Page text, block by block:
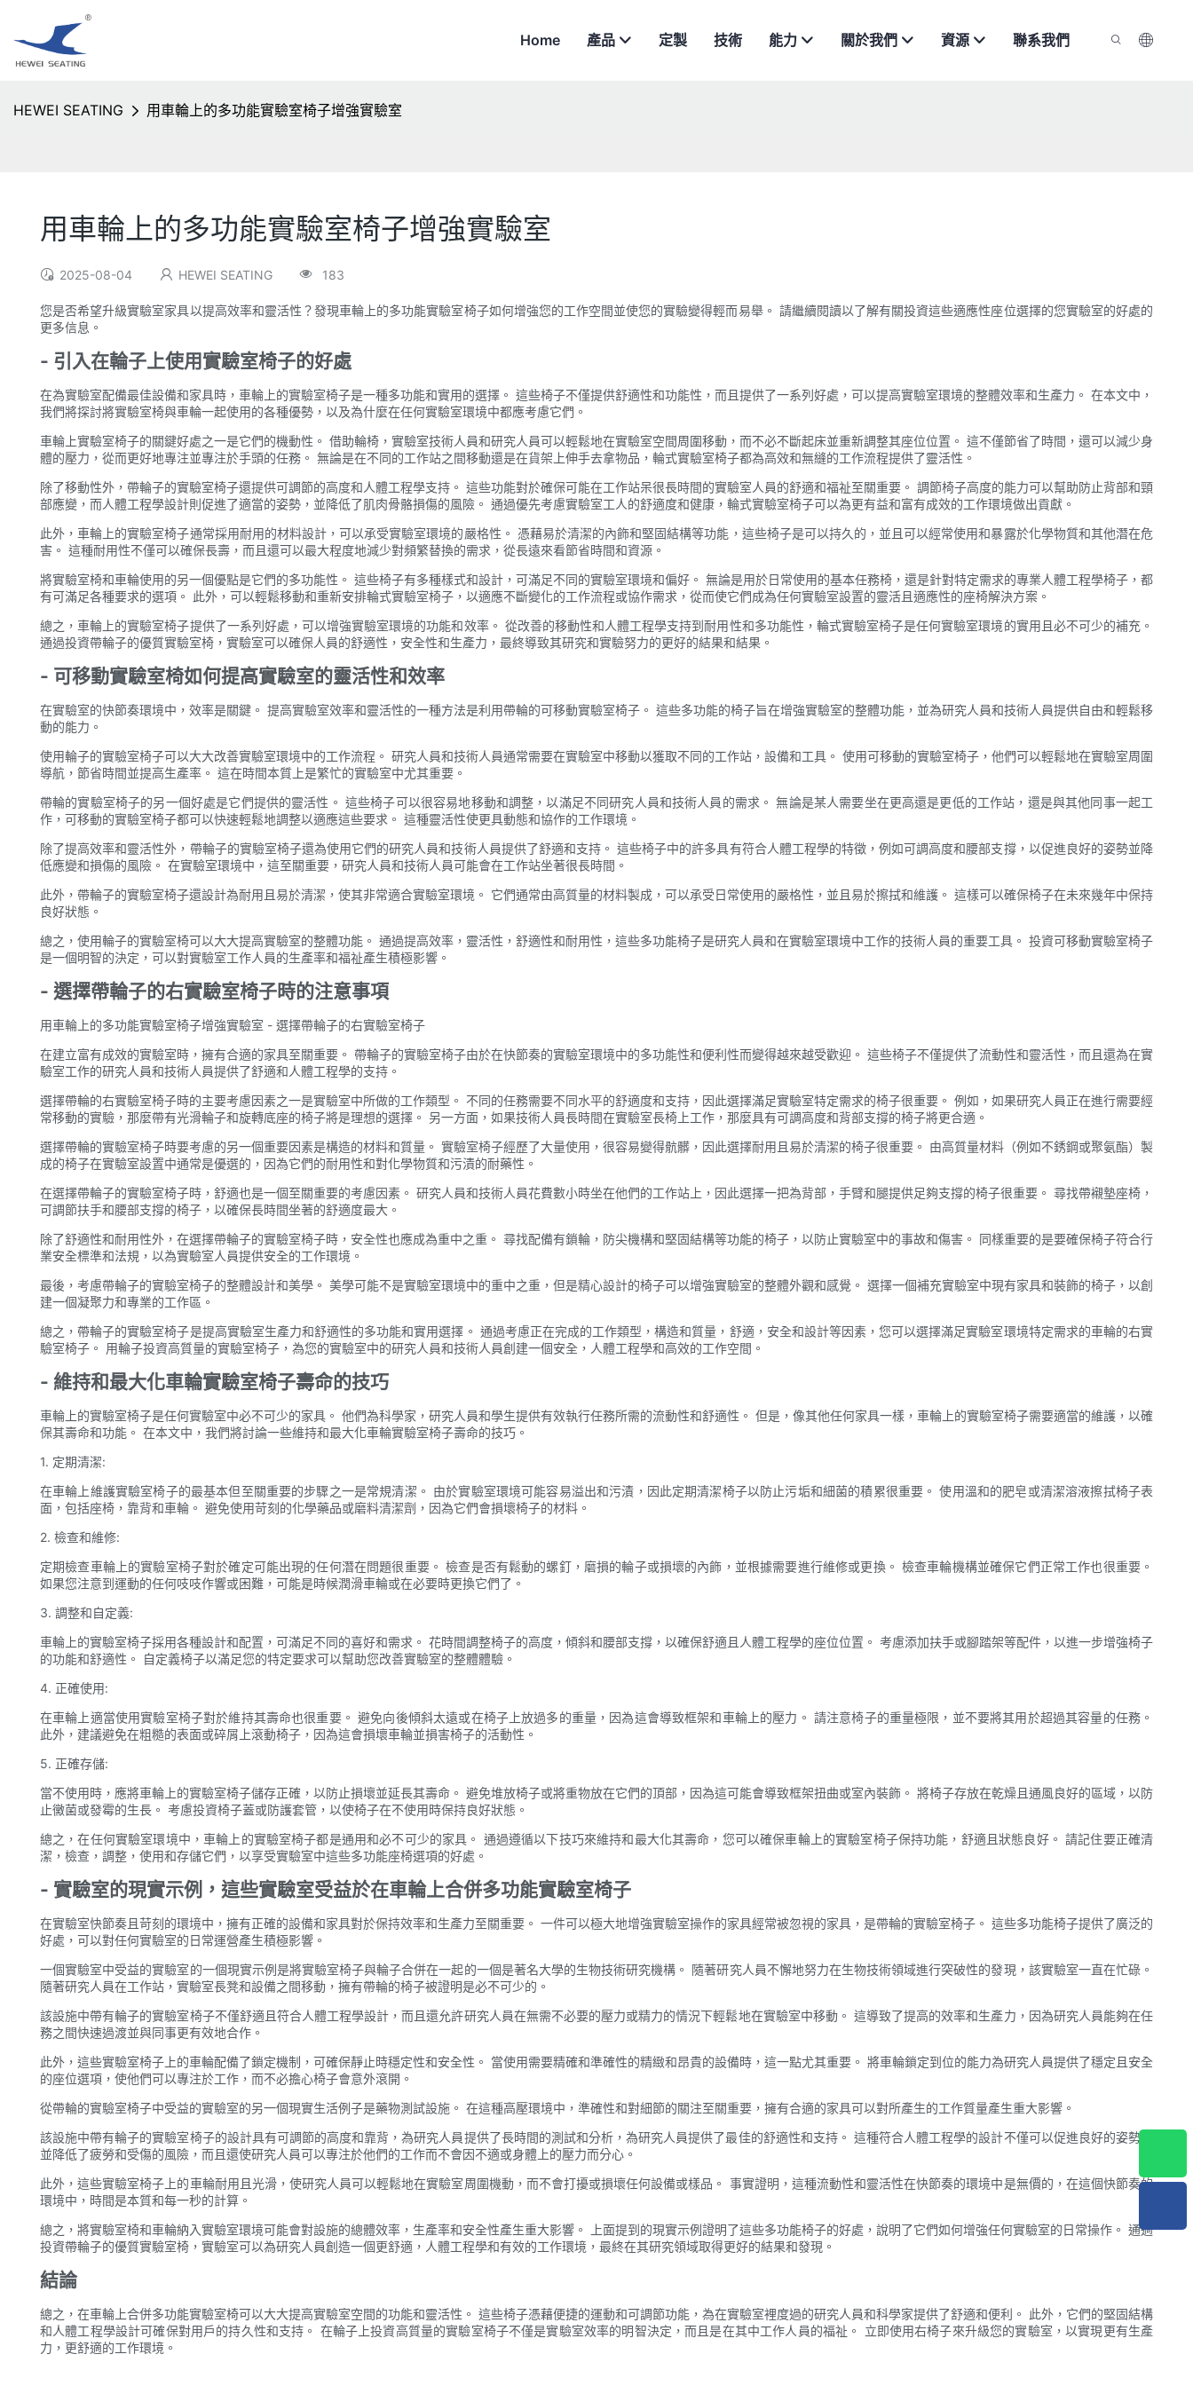
Home 產品 定製 技術 能力 關於我們 資源 聯系我們
HEWEI SEATING 用車輪上的多功能實驗室椅子增強實驗室
用車輪上的多功能實驗室椅子增強實驗室
2025-08-04 HEWEI SEATING 183
您是否希望升級實驗室家具以提高效率和靈活性？發現車輪上的多功能實驗室椅子如何增強您的工作空間並使您的實驗變得輕而易舉。 請繼續閱讀以了解有關投資這些適應性座位選擇的您實驗室的好處的
更多信息。
- 引入在輪子上使用實驗室椅子的好處
在為實驗室配備最佳設備和家具時，車輪上的實驗室椅子是一種多功能和實用的選擇。 這些椅子不僅提供舒適性和功能性，而且提供了一系列好處，可以提高實驗室環境的整體效率和生產力。 在本文中，
我們將探討將實驗室椅與車輪一起使用的各種優勢，以及為什麼在任何實驗室環境中都應考慮它們。
車輪上實驗室椅子的關鍵好處之一是它們的機動性。 借助輪椅，實驗室技術人員和研究人員可以輕鬆地在實驗室空間周圍移動，而不必不斷起床並重新調整其座位位置。 這不僅節省了時間，還可以減少身
體的壓力，從而更好地專注並專注於手頭的任務。 無論是在不同的工作站之間移動還是在貨架上伸手去拿物品，輪式實驗室椅子都為高效和無縫的工作流程提供了靈活性。
除了移動性外，帶輪子的實驗室椅子還提供可調節的高度和人體工程學支持。 這些功能對於確保可能在工作站呆很長時間的實驗室人員的舒適和福祉至關重要。 調節椅子高度的能力可以幫助防止背部和頸
部應變，而人體工程學設計則促進了適當的姿勢，並降低了肌肉骨骼損傷的風險。 通過優先考慮實驗室工人的舒適度和健康，輪式實驗室椅子可以為更有益和富有成效的工作環境做出貢獻。
此外，車輪上的實驗室椅子通常採用耐用的材料設計，可以承受實驗室環境的嚴格性。 憑藉易於清潔的內飾和堅固結構等功能，這些椅子是可以持久的，並且可以經常使用和暴露於化學物質和其他潛在危
害。 這種耐用性不僅可以確保長壽，而且還可以最大程度地減少對頻繁替換的需求，從長遠來看節省時間和資源。
將實驗室椅和車輪使用的另一個優點是它們的多功能性。 這些椅子有多種樣式和設計，可滿足不同的實驗室環境和偏好。 無論是用於日常使用的基本任務椅，還是針對特定需求的專業人體工程學椅子，都
有可滿足各種要求的選項。 此外，可以輕鬆移動和重新安排輪式實驗室椅子，以適應不斷變化的工作流程或協作需求，從而使它們成為任何實驗室設置的靈活且適應性的座椅解決方案。
總之，車輪上的實驗室椅子提供了一系列好處，可以增強實驗室環境的功能和效率。 從改善的移動性和人體工程學支持到耐用性和多功能性，輪式實驗室椅子是任何實驗室環境的實用且必不可少的補充。
通過投資帶輪子的優質實驗室椅，實驗室可以確保人員的舒適性，安全性和生產力，最終導致其研究和實驗努力的更好的結果和結果。
- 可移動實驗室椅如何提高實驗室的靈活性和效率
在實驗室的快節奏環境中，效率是關鍵。 提高實驗室效率和靈活性的一種方法是利用帶輪的可移動實驗室椅子。 這些多功能的椅子旨在增強實驗室的整體功能，並為研究人員和技術人員提供自由和輕鬆移
動的能力。
使用輪子的實驗室椅子可以大大改善實驗室環境中的工作流程。 研究人員和技術人員通常需要在實驗室中移動以獲取不同的工作站，設備和工具。 使用可移動的實驗室椅子，他們可以輕鬆地在實驗室周圍
導航，節省時間並提高生產率。 這在時間本質上是繁忙的實驗室中尤其重要。
帶輪的實驗室椅子的另一個好處是它們提供的靈活性。 這些椅子可以很容易地移動和調整，以滿足不同研究人員和技術人員的需求。 無論是某人需要坐在更高還是更低的工作站，還是與其他同事一起工
作，可移動的實驗室椅子都可以快速輕鬆地調整以適應這些要求。 這種靈活性使更具動態和協作的工作環境。
除了提高效率和靈活性外，帶輪子的實驗室椅子還為使用它們的研究人員和技術人員提供了舒適和支持。 這些椅子中的許多具有符合人體工程學的特徵，例如可調高度和腰部支撐，以促進良好的姿勢並降
低應變和損傷的風險。 在實驗室環境中，這至關重要，研究人員和技術人員可能會在工作站坐著很長時間。
此外，帶輪子的實驗室椅子還設計為耐用且易於清潔，使其非常適合實驗室環境。 它們通常由高質量的材料製成，可以承受日常使用的嚴格性，並且易於擦拭和維護。 這樣可以確保椅子在未來幾年中保持
良好狀態。
總之，使用輪子的實驗室椅可以大大提高實驗室的整體功能。 通過提高效率，靈活性，舒適性和耐用性，這些多功能椅子是研究人員和在實驗室環境中工作的技術人員的重要工具。 投資可移動實驗室椅子
是一個明智的決定，可以對實驗室工作人員的生產率和福祉產生積極影響。
- 選擇帶輪子的右實驗室椅子時的注意事項
用車輪上的多功能實驗室椅子增強實驗室 - 選擇帶輪子的右實驗室椅子
在建立富有成效的實驗室時，擁有合適的家具至關重要。 帶輪子的實驗室椅子由於在快節奏的實驗室環境中的多功能性和便利性而變得越來越受歡迎。 這些椅子不僅提供了流動性和靈活性，而且還為在實
驗室工作的研究人員和技術人員提供了舒適和人體工程學的支持。
選擇帶輪的右實驗室椅子時的主要考慮因素之一是實驗室中所做的工作類型。 不同的任務需要不同水平的舒適度和支持，因此選擇滿足實驗室特定需求的椅子很重要。 例如，如果研究人員正在進行需要經
常移動的實驗，那麼帶有光滑輪子和旋轉底座的椅子將是理想的選擇。 另一方面，如果技術人員長時間在實驗室長椅上工作，那麼具有可調高度和背部支撐的椅子將更合適。
選擇帶輪的實驗室椅子時要考慮的另一個重要因素是構造的材料和質量。 實驗室椅子經歷了大量使用，很容易變得骯髒，因此選擇耐用且易於清潔的椅子很重要。 由高質量材料（例如不銹鋼或聚氨酯）製
成的椅子在實驗室設置中通常是優選的，因為它們的耐用性和對化學物質和污漬的耐藥性。
在選擇帶輪子的實驗室椅子時，舒適也是一個至關重要的考慮因素。 研究人員和技術人員花費數小時坐在他們的工作站上，因此選擇一把為背部，手臂和腿提供足夠支撐的椅子很重要。 尋找帶襯墊座椅，
可調節扶手和腰部支撐的椅子，以確保長時間坐著的舒適度最大。
除了舒適性和耐用性外，在選擇帶輪子的實驗室椅子時，安全性也應成為重中之重。 尋找配備有鎖輪，防尖機構和堅固結構等功能的椅子，以防止實驗室中的事故和傷害。 同樣重要的是要確保椅子符合行
業安全標準和法規，以為實驗室人員提供安全的工作環境。
最後，考慮帶輪子的實驗室椅子的整體設計和美學。 美學可能不是實驗室環境中的重中之重，但是精心設計的椅子可以增強實驗室的整體外觀和感覺。 選擇一個補充實驗室中現有家具和裝飾的椅子，以創
建一個凝聚力和專業的工作區。
總之，帶輪子的實驗室椅子是提高實驗室生產力和舒適性的多功能和實用選擇。 通過考慮正在完成的工作類型，構造和質量，舒適，安全和設計等因素，您可以選擇滿足實驗室環境特定需求的車輪的右實
驗室椅子。 用輪子投資高質量的實驗室椅子，為您的實驗室中的研究人員和技術人員創建一個安全，人體工程學和高效的工作空間。
- 維持和最大化車輪實驗室椅子壽命的技巧
車輪上的實驗室椅子是任何實驗室中必不可少的家具。 他們為科學家，研究人員和學生提供有效執行任務所需的流動性和舒適性。 但是，像其他任何家具一樣，車輪上的實驗室椅子需要適當的維護，以確
保其壽命和功能。 在本文中，我們將討論一些維持和最大化車輪實驗室椅子壽命的技巧。
1. 定期清潔:
在車輪上維護實驗室椅子的最基本但至關重要的步驟之一是常規清潔。 由於實驗室環境可能容易溢出和污漬，因此定期清潔椅子以防止污垢和細菌的積累很重要。 使用溫和的肥皂或清潔溶液擦拭椅子表
面，包括座椅，靠背和車輪。 避免使用苛刻的化學藥品或磨料清潔劑，因為它們會損壞椅子的材料。
2. 檢查和維修:
定期檢查車輪上的實驗室椅子對於確定可能出現的任何潛在問題很重要。 檢查是否有鬆動的螺釘，磨損的輪子或損壞的內飾，並根據需要進行維修或更換。 檢查車輪機構並確保它們正常工作也很重要。
如果您注意到運動的任何吱吱作響或困難，可能是時候潤滑車輪或在必要時更換它們了。
3. 調整和自定義:
車輪上的實驗室椅子採用各種設計和配置，可滿足不同的喜好和需求。 花時間調整椅子的高度，傾斜和腰部支撐，以確保舒適且人體工程學的座位位置。 考慮添加扶手或腳踏架等配件，以進一步增強椅子
的功能和舒適性。 自定義椅子以滿足您的特定要求可以幫助您改善實驗室的整體體驗。
4. 正確使用:
在車輪上適當使用實驗室椅子對於維持其壽命也很重要。 避免向後傾斜太遠或在椅子上放過多的重量，因為這會導致框架和車輪上的壓力。 請注意椅子的重量極限，並不要將其用於超過其容量的任務。
此外，建議避免在粗糙的表面或碎屑上滾動椅子，因為這會損壞車輪並損害椅子的活動性。
5. 正確存儲:
當不使用時，應將車輪上的實驗室椅子儲存正確，以防止損壞並延長其壽命。 避免堆放椅子或將重物放在它們的頂部，因為這可能會導致框架扭曲或室內裝飾。 將椅子存放在乾燥且通風良好的區域，以防
止黴菌或發霉的生長。 考慮投資椅子蓋或防護套管，以使椅子在不使用時保持良好狀態。
總之，在任何實驗室環境中，車輪上的實驗室椅子都是通用和必不可少的家具。 通過遵循以下技巧來維持和最大化其壽命，您可以確保車輪上的實驗室椅子保持功能，舒適且狀態良好。 請記住要正確清
潔，檢查，調整，使用和存儲它們，以享受實驗室中這些多功能座椅選項的好處。
- 實驗室的現實示例，這些實驗室受益於在車輪上合併多功能實驗室椅子
在實驗室快節奏且苛刻的環境中，擁有正確的設備和家具對於保持效率和生產力至關重要。 一件可以極大地增強實驗室操作的家具經常被忽視的家具，是帶輪的實驗室椅子。 這些多功能椅子提供了廣泛的
好處，可以對任何實驗室的日常運營產生積極影響。
一個實驗室中受益的實驗室的一個現實示例是將實驗室椅子與輪子合併在一起的一個是著名大學的生物技術研究機構。 隨著研究人員不懈地努力在生物技術領域進行突破性的發現，該實驗室一直在忙碌。
隨著研究人員在工作站，實驗室長凳和設備之間移動，擁有帶輪的椅子被證明是必不可少的。
該設施中帶有輪子的實驗室椅子不僅舒適且符合人體工程學設計，而且還允許研究人員在無需不必要的壓力或精力的情況下輕鬆地在實驗室中移動。 這導致了提高的效率和生產力，因為研究人員能夠在任
務之間快速過渡並與同事更有效地合作。
此外，這些實驗室椅子上的車輪配備了鎖定機制，可確保靜止時穩定性和安全性。 當使用需要精確和準確性的精緻和昂貴的設備時，這一點尤其重要。 將車輪鎖定到位的能力為研究人員提供了穩定且安全
的座位選項，使他們可以專注於工作，而不必擔心椅子會意外滾開。
從帶輪的實驗室椅子中受益的實驗室的另一個現實生活例子是藥物測試設施。 在這種高壓環境中，準確性和對細節的關注至關重要，擁有合適的家具可以對所產生的工作質量產生重大影響。
該設施中帶有輪子的實驗室椅子的設計具有可調節的高度和靠背，為研究人員提供了長時間的測試和分析，為研究人員提供了最佳的舒適性和支持。 這種符合人體工程學的設計不僅可以促進良好的姿勢，
並降低了疲勞和受傷的風險，而且還使研究人員可以專注於他們的工作而不會因不適或身體上的壓力而分心。
此外，這些實驗室椅子上的車輪耐用且光滑，使研究人員可以輕鬆地在實驗室周圍機動，而不會打擾或損壞任何設備或樣品。 事實證明，這種流動性和靈活性在快節奏的環境中是無價的，在這個快節奏的
環境中，時間是本質和每一秒的計算。
總之，將實驗室椅和車輪納入實驗室環境可能會對設施的總體效率，生產率和安全性產生重大影響。 上面提到的現實示例證明了這些多功能椅子的好處，說明了它們如何增強任何實驗室的日常操作。 通過
投資帶輪子的優質實驗室椅，實驗室可以為研究人員創造一個更舒適，人體工程學和有效的工作環境，最終在其研究領域取得更好的結果和發現。
結論
總之，在車輪上合併多功能實驗室椅可以大大提高實驗室空間的功能和靈活性。 這些椅子憑藉便捷的運動和可調節功能，為在實驗室裡度過的研究人員和科學家提供了舒適和便利。 此外，它們的堅固結構
和人體工程學設計可確保對用戶的持久性和支持。 在輪子上投資高質量的實驗室椅子不僅是實驗室效率的明智決定，而且是在其中工作人員的福祉。 立即使用右椅子來升級您的實驗室，以實現更有生產
力，更舒適的工作環境。